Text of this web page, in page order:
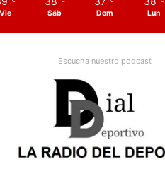
Vie Sáb Dom Lun
Escucha nuestro podcast